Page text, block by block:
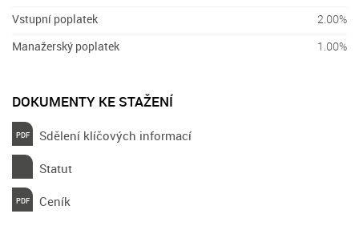
Vstupní poplatek
2.00%
Manažerský poplatek
1.00%
DOKUMENTY KE STAŽENÍ
Sdělení klíčových informací
Statut
Ceník